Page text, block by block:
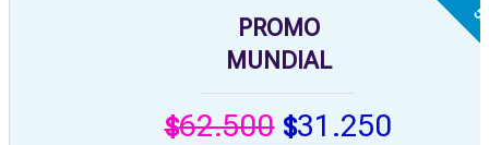
PROMO
MUNDIAL
$62.500 $31.250